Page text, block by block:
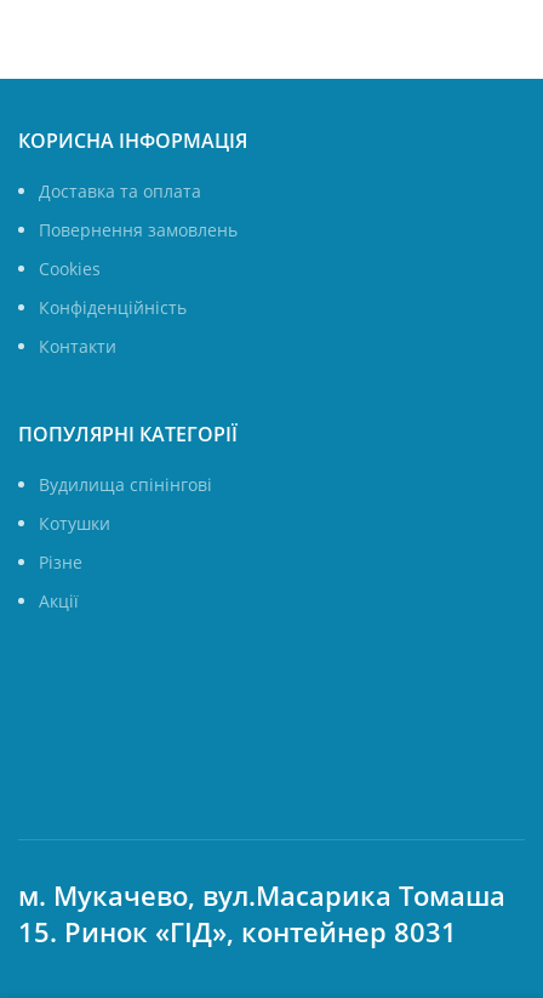
КОРИСНА ІНФОРМАЦІЯ
Доставка та оплата
Повернення замовлень
Cookies
Конфіденційність
Контакти
ПОПУЛЯРНІ КАТЕГОРІЇ
Вудилища спінінгові
Котушки
Різне
Акції
м. Мукачево, вул.Масарика Томаша
15. Ринок «ГІД», контейнер 8031